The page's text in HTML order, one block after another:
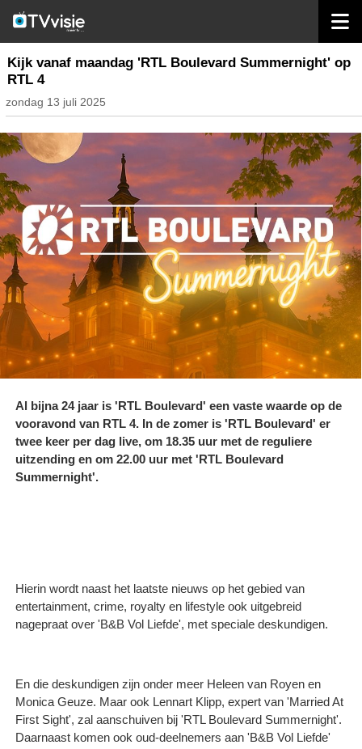
nieuws nederland
Kijk vanaf maandag 'RTL Boulevard Summernight' op
RTL 4
zondag 13 juli 2025
Al bijna 24 jaar is 'RTL Boulevard' een vaste waarde op de
vooravond van RTL 4. In de zomer is 'RTL Boulevard' er
twee keer per dag live, om 18.35 uur met de reguliere
uitzending en om 22.00 uur met 'RTL Boulevard
Summernight'.
Hierin wordt naast het laatste nieuws op het gebied van
entertainment, crime, royalty en lifestyle ook uitgebreid
nagepraat over 'B&B Vol Liefde', met speciale deskundigen.
En die deskundigen zijn onder meer Heleen van Royen en
Monica Geuze. Maar ook Lennart Klipp, expert van 'Married At
First Sight', zal aanschuiven bij 'RTL Boulevard Summernight'.
Daarnaast komen ook oud-deelnemers aan 'B&B Vol Liefde'